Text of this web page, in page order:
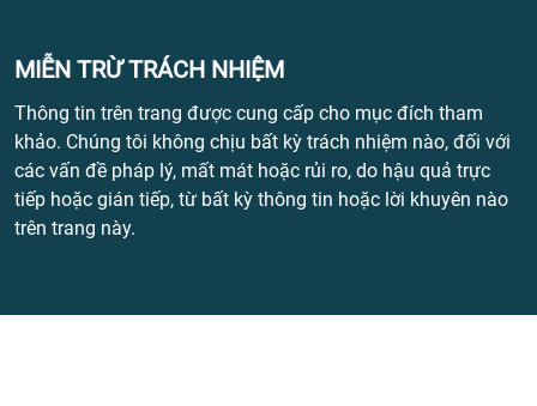
MIỄN TRỪ TRÁCH NHIỆM
Thông tin trên trang được cung cấp cho mục đích tham
khảo. Chúng tôi không chịu bất kỳ trách nhiệm nào, đối với
các vấn đề pháp lý, mất mát hoặc rủi ro, do hậu quả trực
tiếp hoặc gián tiếp, từ bất kỳ thông tin hoặc lời khuyên nào
trên trang này.